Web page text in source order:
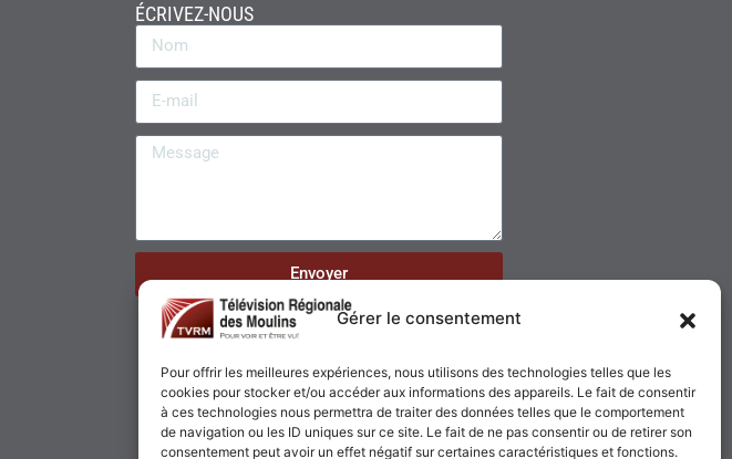
Gérer le consentement
Pour offrir les meilleures expériences, nous utilisons des technologies telles que les
cookies pour stocker et/ou accéder aux informations des appareils. Le fait de consentir
à ces technologies nous permettra de traiter des données telles que le comportement
de navigation ou les ID uniques sur ce site. Le fait de ne pas consentir ou de retirer son
consentement peut avoir un effet négatif sur certaines caractéristiques et fonctions.
ÉCRIVEZ-NOUS
Envoyer